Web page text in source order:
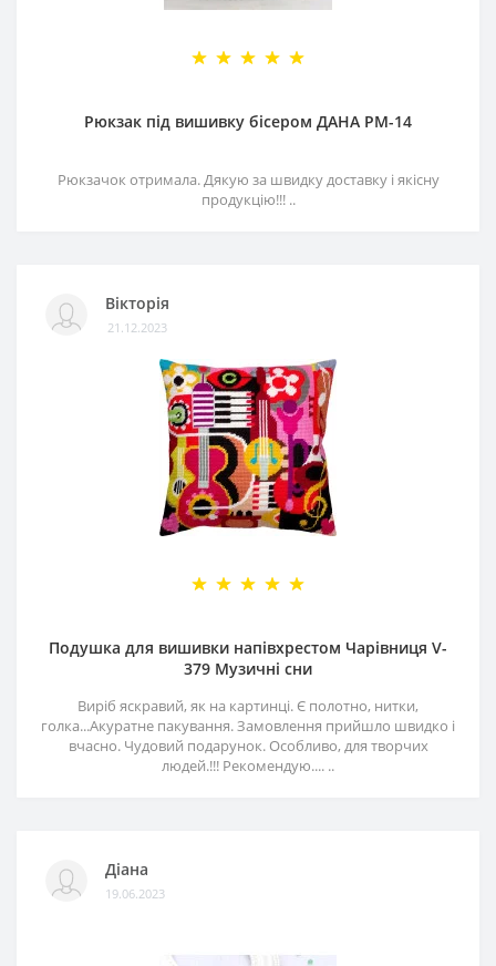
Рюкзак під вишивку бісером ДАНА РМ-14
Рюкзачок отримала. Дякую за швидку доставку і якісну
продукцію!!! ..
Вікторія
21.12.2023
Подушка для вишивки напівхрестом Чарівниця V-
379 Музичні сни
Виріб яскравий, як на картинці. Є полотно, нитки,
голка...Акуратне пакування. Замовлення прийшло швидко і
вчасно. Чудовий подарунок. Особливо, для творчих
людей.!!! Рекомендую.... ..
Діана
19.06.2023